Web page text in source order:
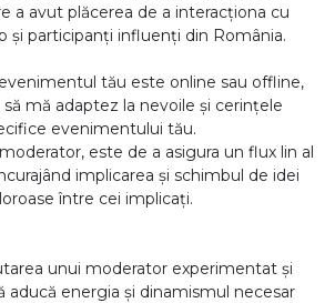
a avut plăcerea de a interacționa cu
și participanți influenți din România.
tău este online sau offline,
mă adaptez la nevoile și cerințele
evenimentului tău.
este de a asigura un flux lin al
implicarea și schimbul de idei
între cei implicați.
unui moderator experimentat și
aducă energia și dinamismul necesar